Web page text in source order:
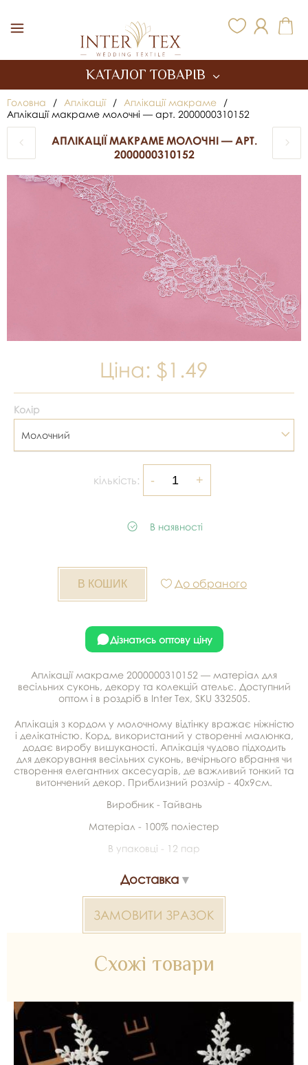
КАТАЛОГ ТОВАРІВ
Головна / Аплікації / Аплікації макраме
/
Аплікації макраме молочні — арт. 2000000310152
АПЛІКАЦІЇ МАКРАМЕ МОЛОЧНІ — АРТ.
2000000310152
Ціна: $1.49
Колір
Молочний
кількість:
В наявності
До обраного
Дізнатись оптову ціну
Аплікації макраме 2000000310152 — матеріал для
весільних суконь, декору та колекцій ательє. Доступний
оптом і в роздріб в Inter Tex, SKU 332505.
Аплікація з кордом у молочному відтінку вражає ніжністю
і делікатністю. Корд, використаний у створенні малюнка,
додає виробу вишуканості. Аплікація чудово підходить
для декорування весільних суконь, вечірнього вбрання чи
створення елегантних аксесуарів, де важливий тонкий та
витончений декор. Приблизний розмір - 40х9см.
Виробник - Тайвань
Матеріал - 100% поліестер
В упаковці - 12 пар
Доставка
ЗАМОВИТИ ЗРАЗОК
Схожі товари